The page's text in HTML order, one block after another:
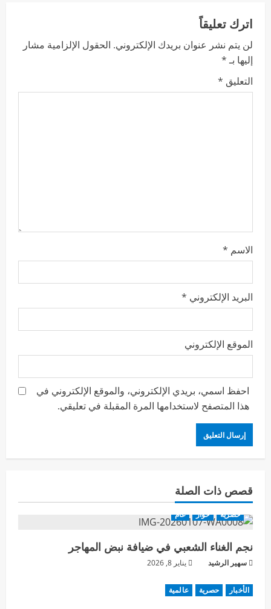
اترك تعليقاً
لن يتم نشر عنوان بريدك الإلكتروني. الحقول الإلزامية مشار
إليها بـ*
التعليق *
الاسم *
البريد الإلكتروني *
الموقع الإلكتروني
احفظ اسمي، بريدي الإلكتروني، والموقع الإلكتروني في
هذا المتصفح لاستخدامها المرة المقبلة في تعليقي.
قصص ذات الصلة
حصرية حوار عام
نجم الغناء الشعبي في ضيافة نبض المهاجر
سهير الرشيد يناير 8, 2026
الأخبار حصرية عالمية